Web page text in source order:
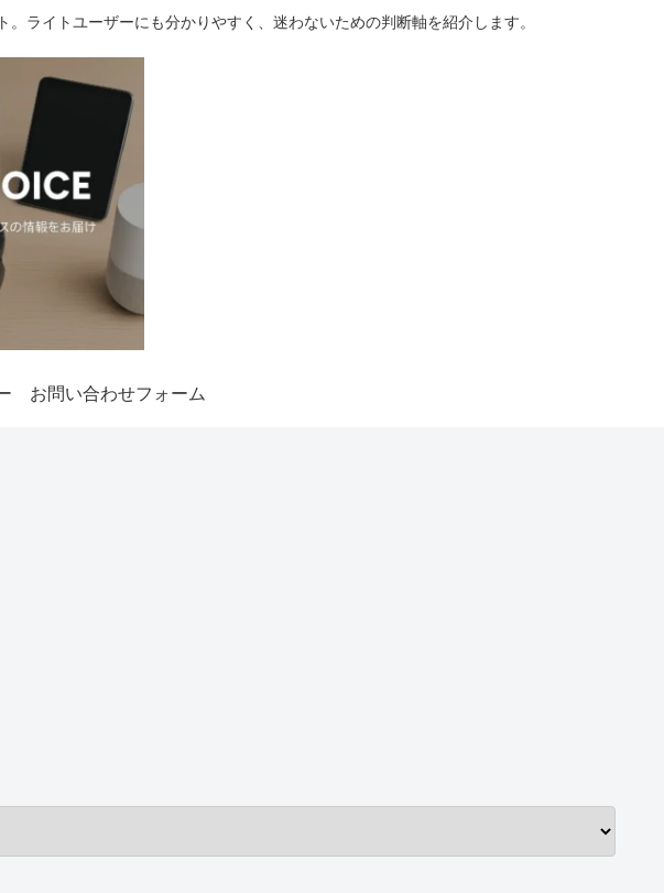
ライトユーザーにも分かりやすく、迷わないための判断軸を紹介します。
お問い合わせフォーム